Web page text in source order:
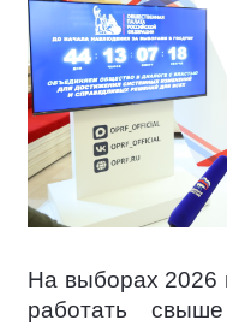
На выборах 2026
работать